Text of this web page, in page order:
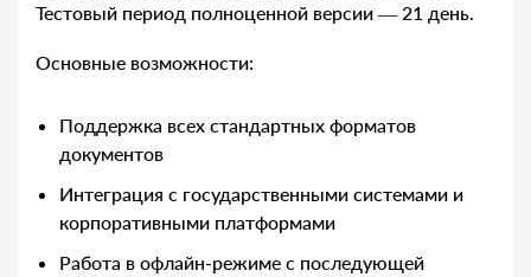
Тестовый период полноценной версии — 21 день.
Основные возможности:
Поддержка всех стандартных форматов
документов
Интеграция с государственными системами и
корпоративными платформами
Работа в офлайн-режиме с последующей